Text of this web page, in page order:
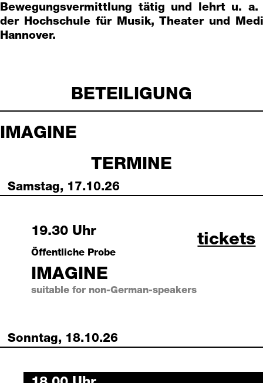
Bewegungsvermittlung tätig und lehrt u. a.
der Hochschule für Musik, Theater und
Hannover.
BETEILIGUNG
IMAGINE
TERMINE
Samstag, 17.10.26
Saturday, 17 October 2026
19.30 Uhr
Öffentliche Probe
IMAGINE
suitable for non-German-speakers
tickets
Sonntag, 18.10.26